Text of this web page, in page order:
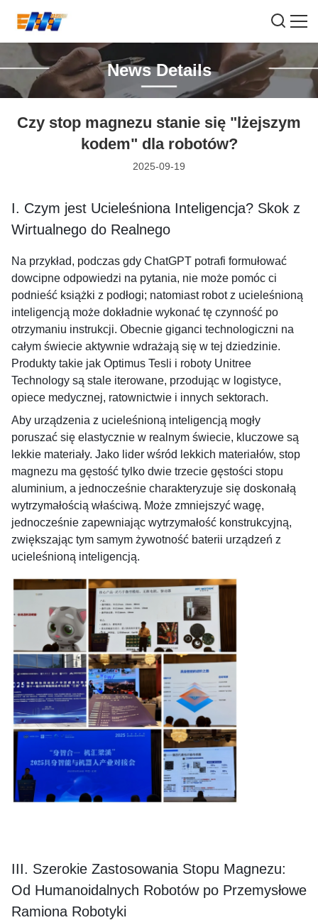
News Details
Czy stop magnezu stanie się "lżejszym
kodem" dla robotów?
2025-09-19
I. Czym jest Ucieleśniona Inteligencja? Skok z
Wirtualnego do Realnego
Na przykład, podczas gdy ChatGPT potrafi formułować
dowcipne odpowiedzi na pytania, nie może pomóc ci
podnieść książki z podłogi; natomiast robot z ucieleśnioną
inteligencją może dokładnie wykonać tę czynność po
otrzymaniu instrukcji. Obecnie giganci technologiczni na
całym świecie aktywnie wdrażają się w tej dziedzinie.
Produkty takie jak Optimus Tesli i roboty Unitree
Technology są stale iterowane, przodując w logistyce,
opiece medycznej, ratownictwie i innych sektorach.
Aby urządzenia z ucieleśnioną inteligencją mogły
poruszać się elastycznie w realnym świecie, kluczowe są
lekkie materiały. Jako lider wśród lekkich materiałów, stop
magnezu ma gęstość tylko dwie trzecie gęstości stopu
aluminium, a jednocześnie charakteryzuje się doskonałą
wytrzymałością właściwą. Może zmniejszyć wagę,
jednocześnie zapewniając wytrzymałość konstrukcyjną,
zwiększając tym samym żywotność baterii urządzeń z
ucieleśnioną inteligencją.
III. Szerokie Zastosowania Stopu Magnezu:
Od Humanoidalnych Robotów po Przemysłowe
Ramiona Robotyki